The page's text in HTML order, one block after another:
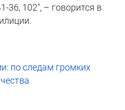
36, 102", – говорится в
по следам громких